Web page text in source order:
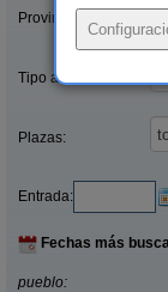
Provincias/Islas:
Tipo alquiler:
Plazas:
Entrada:
Fechas más
pueblo: